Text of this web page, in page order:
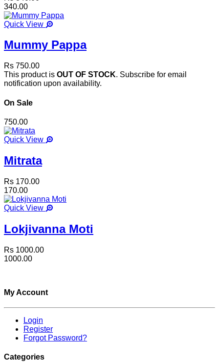
340.00
Quick View
Mummy Pappa
Rs 750.00
This product is OUT OF STOCK. Subscribe for email
notification upon availability.
On Sale
750.00
Quick View
Mitrata
Rs 170.00
170.00
Quick View
Lokjivanna Moti
Rs 1000.00
1000.00
My Account
Login
Register
Forgot Password?
Categories